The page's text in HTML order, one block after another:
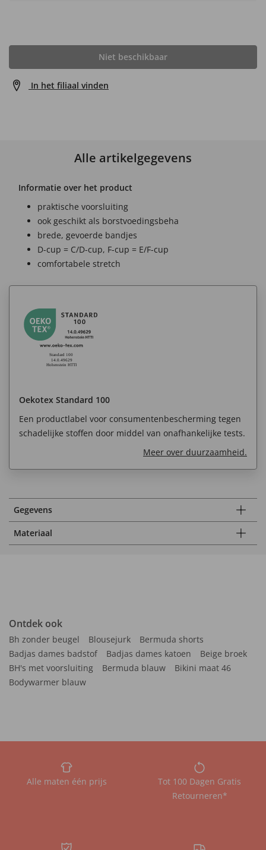
Niet beschikbaar
In het filiaal vinden
Alle artikelgegevens
Informatie over het product
praktische voorsluiting
ook geschikt als borstvoedingsbeha
brede, gevoerde bandjes
D-cup = C/D-cup, F-cup = E/F-cup
comfortabele stretch
Oekotex Standard 100
Een productlabel voor consumentenbescherming tegen
schadelijke stoffen door middel van onafhankelijke tests.
Meer over duurzaamheid.
Gegevens
Materiaal
Ontdek ook
Bh zonder beugel Blousejurk
Bermuda shorts
Badjas dames badstof
Badjas dames katoen
Beige broek
BH's met voorsluiting
Bermuda blauw
Bikini maat 46
Bodywarmer blauw
Alle maten één prijs
Tot 100 Dagen Gratis
Retourneren*